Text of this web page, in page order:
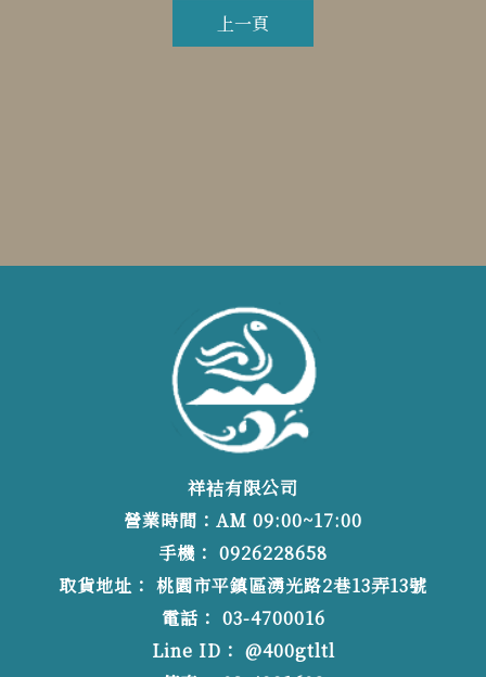
上一頁
祥袺有限公司
營業時間：AM 09:00~17:00
@400gtltl
03-4700016
0926228658
桃園市平鎮區湧光路2巷13弄13號